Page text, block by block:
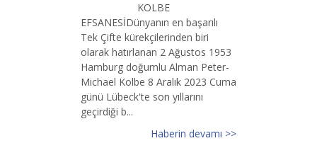
KOLBE
EFSANESİDünyanın en başarılı
Tek Çifte kürekçilerinden biri
olarak hatırlanan 2 Ağustos 1953
Hamburg doğumlu Alman Peter-
Michael Kolbe 8 Aralık 2023 Cuma
günü Lübeck'te son yıllarını
geçirdiği b...
Haberin devamı >>